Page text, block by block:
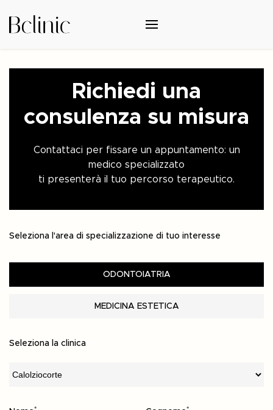
Richiedi una
consulenza su misura
Contattaci per fissare un appuntamento: un
medico specializzato
ti presenterà il tuo percorso terapeutico.
Seleziona l'area di specializzazione di tuo interesse
ODONTOIATRIA
MEDICINA ESTETICA
Seleziona la clinica